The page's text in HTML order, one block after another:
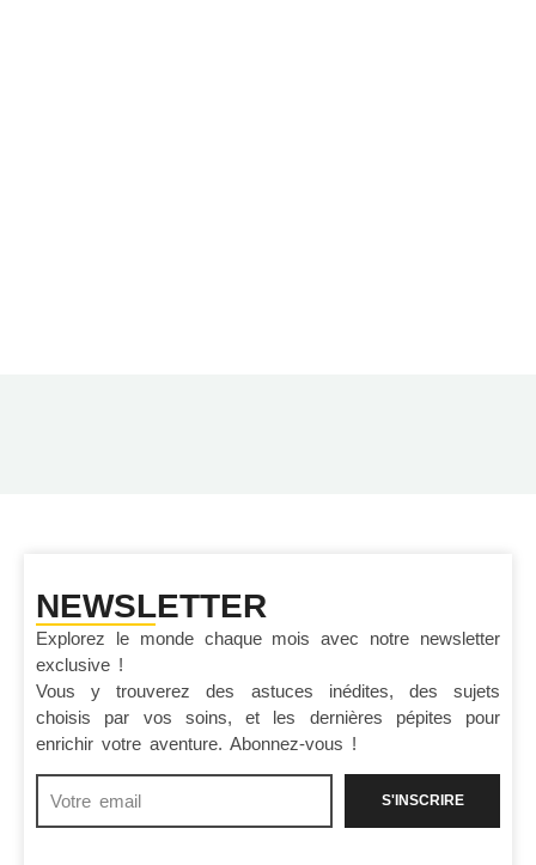
NEWSLETTER
Explorez le monde chaque mois avec notre newsletter
exclusive !
Vous y trouverez des astuces inédites, des sujets
choisis par vos soins, et les dernières pépites pour
enrichir votre aventure. Abonnez-vous !
S'INSCRIRE